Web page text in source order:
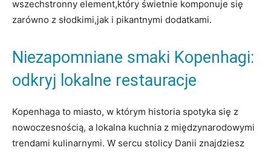
wszechstronny element,który świetnie komponuje się
zarówno z słodkimi,jak​ i pikantnymi dodatkami.
Niezapomniane smaki Kopenhagi:
odkryj lokalne restauracje
Kopenhaga to miasto, w którym historia spotyka się z
nowoczesnością, a lokalna⁤ kuchnia z ⁢międzynarodowymi
trendami kulinarnymi. W sercu stolicy Danii znajdziesz⁤